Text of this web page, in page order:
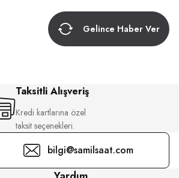
Gelince Haber Ver
Taksitli Alışveriş
Kredi kartlarına özel
taksit seçenekleri.
bilgi@samilsaat.com